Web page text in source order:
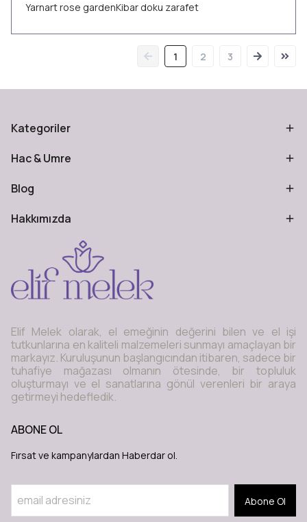
Yarnart rose gardenKibar doku zarafet
1 2 3
Kategoriler
Hac & Umre
Blog
Hakkımızda
Elif Melek olarak, el emeğinin değerini bilen ve el işi
tutkunlarına en kaliteli malzemeleri sunmayı amaçlayan bir
markayız. Kuruluşunun başlangıcından itibaren, sadece bir
tuhafiye mağazası olmanın ötesinde, bir topluluk
oluşturmayı ve el sanatlarına gönül verenleri bir araya
getirmeyi hedefledik.
ABONE OL
Fırsat ve kampanylardan Haberdar ol.
Abone Ol